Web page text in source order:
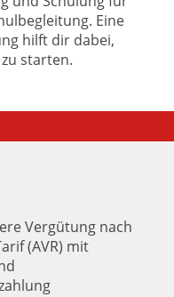
Eine
hilft dir dabei,
starten.
Vergütung nach
(AVR) mit